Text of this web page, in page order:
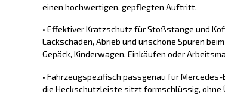
einen hochwertigen, gepflegten Auftritt.
• Effektiver Kratzschutz für Stoßstange und
Lackschäden, Abrieb und unschöne Spuren
Gepäck, Kinderwagen, Einkäufen oder
• Fahrzeugspezifisch passgenau für Mercedes-
die Heckschutzleiste sitzt formschlüssig, ohne